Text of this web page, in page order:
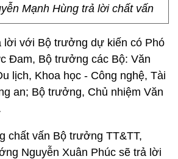
Mạnh Hùng trả lời chất vấn
lời với Bộ trưởng dự kiến có Phó
Đam, Bộ trưởng các Bộ: Văn
lịch, Khoa học - Công nghệ, Tài
an; Bộ trưởng, Chủ nhiệm Văn
chất vấn Bộ trưởng TT&TT,
Nguyễn Xuân Phúc sẽ trả lời